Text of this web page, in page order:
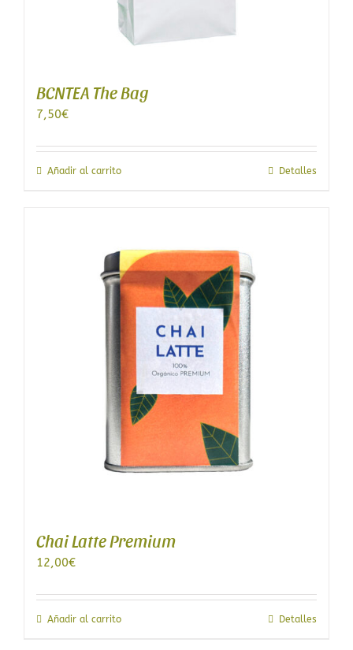
BCNTEA The Bag
7,50€
Añadir al carrito Detalles
Chai Latte Premium
12,00€
Añadir al carrito Detalles